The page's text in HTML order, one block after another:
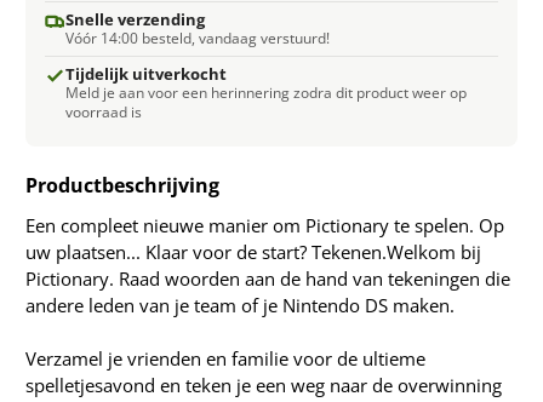
Snelle verzending
Vóór 14:00 besteld, vandaag verstuurd!
Tijdelijk uitverkocht
Meld je aan voor een herinnering zodra dit product weer op
voorraad is
Productbeschrijving
Een compleet nieuwe manier om Pictionary te spelen. Op
uw plaatsen... Klaar voor de start? Tekenen.Welkom bij
Pictionary. Raad woorden aan de hand van tekeningen die
andere leden van je team of je Nintendo DS maken.
Verzamel je vrienden en familie voor de ultieme
spelletjesavond en teken je een weg naar de overwinning